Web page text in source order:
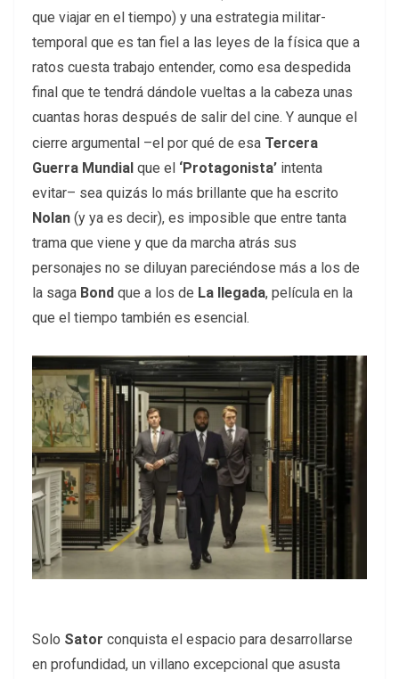
que viajar en el tiempo) y una estrategia militar-
temporal que es tan fiel a las leyes de la física que a
ratos cuesta trabajo entender, como esa despedida
final que te tendrá dándole vueltas a la cabeza unas
cuantas horas después de salir del cine. Y aunque el
cierre argumental –el por qué de esa Tercera
Guerra Mundial que el ‘Protagonista’ intenta
evitar– sea quizás lo más brillante que ha escrito
Nolan (y ya es decir), es imposible que entre tanta
trama que viene y que da marcha atrás sus
personajes no se diluyan pareciéndose más a los de
la saga Bond que a los de La llegada, película en la
que el tiempo también es esencial.
Solo Sator conquista el espacio para desarrollarse
en profundidad, un villano excepcional que asusta